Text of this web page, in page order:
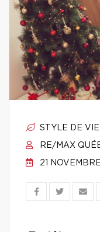
STYLE DE VIE
RE/MAX
21